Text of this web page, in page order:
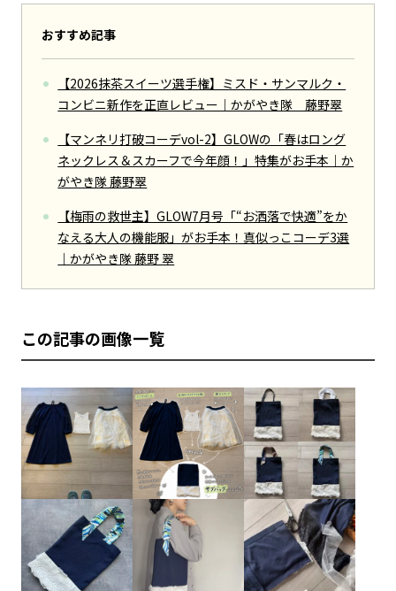
おすすめ記事
【2026抹茶スイーツ選手権】ミスド・サンマルク・
コンビニ新作を正直レビュー｜かがやき隊 藤野翠
【マンネリ打破コーデvol-2】GLOWの「春はロング
ネックレス＆スカーフで今年顔！」特集がお手本｜か
がやき隊 藤野翠
【梅雨の救世主】GLOW7月号「“お洒落で快適”をか
なえる大人の機能服」がお手本！真似っこコーデ3選
｜かがやき隊 藤野 翠
この記事の画像一覧